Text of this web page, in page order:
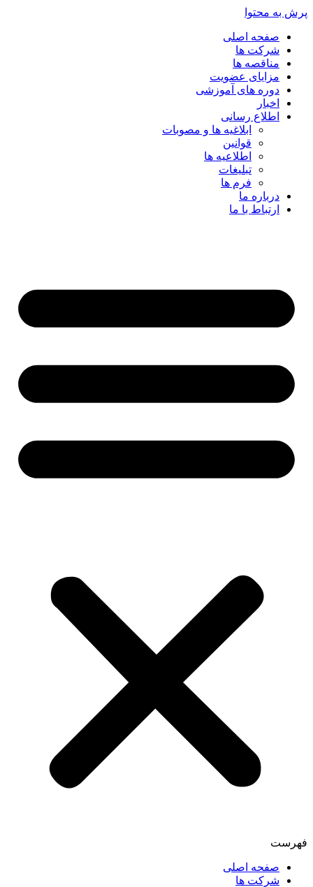
پرش به محتوا
صفحه اصلی
شرکت ها
مناقصه ها
مزایای عضویت
دوره های آموزشی
اخبار
اطلاع رسانی
ابلاغیه ها و مصوبات
قوانین
اطلاعیه ها
تبلیغات
فرم ها
درباره ما
ارتباط با ما
فهرست
صفحه اصلی
شرکت ها